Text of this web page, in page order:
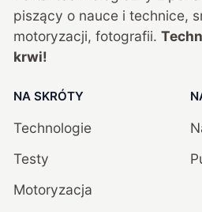
piszący o nauce i technice,
motoryzacji, fotografii.
krwi!
NA SKRÓTY
Technologie
Testy
Motoryzacja